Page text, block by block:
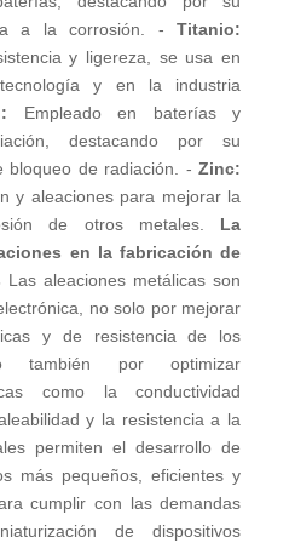
a la corrosión. -Titanio:
y ligereza, se usa en
y en la industria
Empleado en baterías y
destacando por su
bloqueo de radiación. -Zinc:
y aleaciones para mejorar la
de otros metales. La
en la fabricación de
Las aleaciones metálicas son
no solo por mejorar
y de resistencia de los
también por optimizar
como la conductividad
y la resistencia a la
permiten el desarrollo de
más pequeños, eficientes y
cumplir con las demandas
de dispositivos